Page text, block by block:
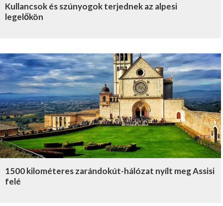
Kullancsok és szúnyogok terjednek az alpesi
legelőkön
1500 kilométeres zarándokút-hálózat nyílt meg Assisi
felé